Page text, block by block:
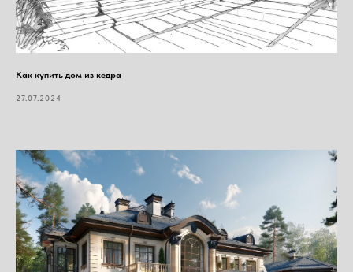
Как купить дом из кедра
27.07.2024